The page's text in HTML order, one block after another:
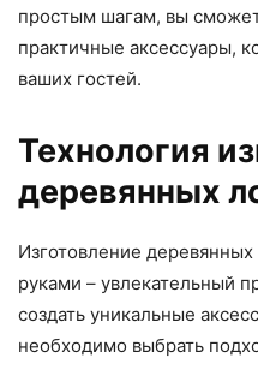
простым шагам, вы
практичные аксессуары,
ваших гостей.
Технология
деревянных
Изготовление
руками – увлекательный
создать уникальные
необходимо выбрать